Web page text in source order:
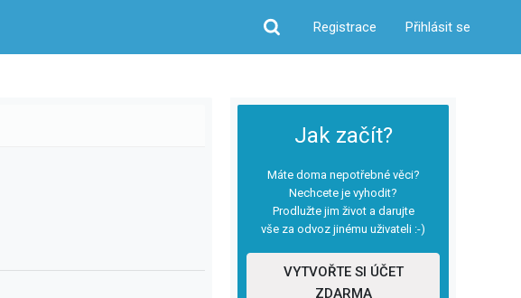
Hledat
Registrace Přihlásit se
Jak začít?
Máte doma nepotřebné věci?
Nechcete je vyhodit?
Prodlužte jim život a darujte
vše za odvoz jinému uživateli :-)
VYTVOŘTE SI ÚČET
ZDARMA